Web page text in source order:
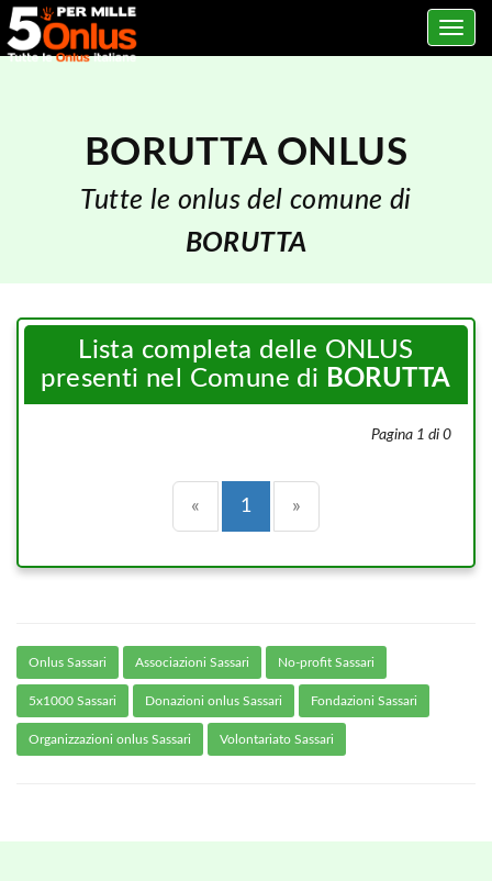
Toggle
BORUTTA ONLUS
Tutte le onlus del comune di
BORUTTA
Lista completa delle ONLUS
presenti nel Comune di BORUTTA
Pagina 1 di 0
« Precedente
1 (current)
»
Onlus Sassari Associazioni Sassari No-profit Sassari
5x1000 Sassari Donazioni onlus Sassari Fondazioni Sassari
Organizzazioni onlus Sassari Volontariato Sassari